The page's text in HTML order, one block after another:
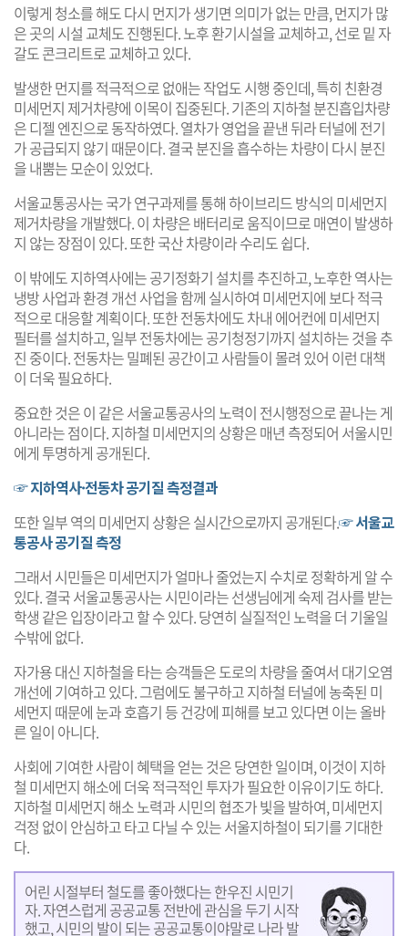
이렇게 청소를 해도 다시 먼지가 생기면 의미가 없는 만큼, 먼지가 많
은 곳의 시설 교체도 진행된다. 노후 환기시설을 교체하고, 선로 밑 자
갈도 콘크리트로 교체하고 있다.
발생한 먼지를 적극적으로 없애는 작업도 시행 중인데, 특히 친환경
미세먼지 제거차량에 이목이 집중된다. 기존의 지하철 분진흡입차량
은 디젤 엔진으로 동작하였다. 열차가 영업을 끝낸 뒤라 터널에 전기
가 공급되지 않기 때문이다. 결국 분진을 흡수하는 차량이 다시 분진
을 내뿜는 모순이 있었다.
서울교통공사는 국가 연구과제를 통해 하이브리드 방식의 미세먼지
제거차량을 개발했다. 이 차량은 배터리로 움직이므로 매연이 발생하
지 않는 장점이 있다. 또한 국산 차량이라 수리도 쉽다.
이 밖에도 지하역사에는 공기정화기 설치를 추진하고, 노후한 역사는
냉방 사업과 환경 개선 사업을 함께 실시하여 미세먼지에 보다 적극
적으로 대응할 계획이다. 또한 전동차에도 차내 에어컨에 미세먼지
필터를 설치하고, 일부 전동차에는 공기청정기까지 설치하는 것을 추
진 중이다. 전동차는 밀폐된 공간이고 사람들이 몰려 있어 이런 대책
이 더욱 필요하다.
중요한 것은 이 같은 서울교통공사의 노력이 전시행정으로 끝나는 게
아니라는 점이다. 지하철 미세먼지의 상황은 매년 측정되어 서울시민
에게 투명하게 공개된다.
☞ 지하역사·전동차 공기질 측정결과
또한 일부 역의 미세먼지 상황은 실시간으로까지 공개된다.☞ 서울교
통공사 공기질 측정
그래서 시민들은 미세먼지가 얼마나 줄었는지 수치로 정확하게 알 수
있다. 결국 서울교통공사는 시민이라는 선생님에게 숙제 검사를 받는
학생 같은 입장이라고 할 수 있다. 당연히 실질적인 노력을 더 기울일
수밖에 없다.
자가용 대신 지하철을 타는 승객들은 도로의 차량을 줄여서 대기오염
개선에 기여하고 있다. 그럼에도 불구하고 지하철 터널에 농축된 미
세먼지 때문에 눈과 호흡기 등 건강에 피해를 보고 있다면 이는 올바
른 일이 아니다.
사회에 기여한 사람이 혜택을 얻는 것은 당연한 일이며, 이것이 지하
철 미세먼지 해소에 더욱 적극적인 투자가 필요한 이유이기도 하다.
지하철 미세먼지 해소 노력과 시민의 협조가 빛을 발하여, 미세먼지
걱정 없이 안심하고 타고 다닐 수 있는 서울지하철이 되기를 기대한
다.
어린 시절부터 철도를 좋아했다는 한우진 시민기
자. 자연스럽게 공공교통 전반에 관심을 두기 시작
했고, 시민의 발이 되는 공공교통이야말로 나라 발